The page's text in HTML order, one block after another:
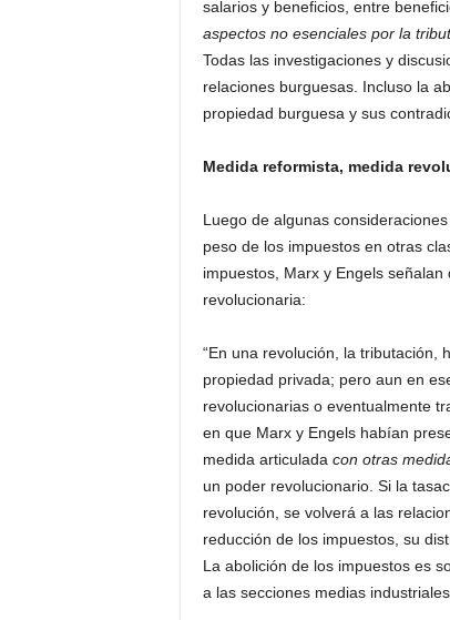
salarios y beneficios, entre
aspectos no esenciales por la
Todas las investigaciones y
relaciones burguesas. Incluso la
propiedad burguesa y sus
Medida reformista, medida
Luego de algunas
peso de los impuestos en otras
impuestos, Marx y Engels
revolucionaria:
“En una revolución, la tributación,
propiedad privada; pero aun en
revolucionarias o eventualmente
en que Marx y Engels habían
medida articulada con otras
un poder revolucionario. Si la
revolución, se volverá a las
reducción de los impuestos, su
La abolición de los impuestos es
a las secciones medias